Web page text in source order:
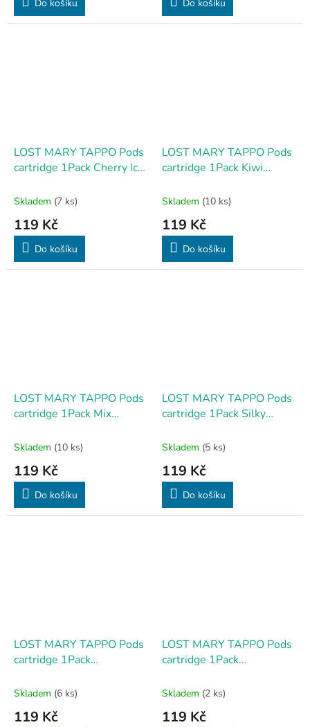
Do košíku Do košíku
LOST MARY TAPPO Pods
cartridge 1Pack Cherry Ice
Skladem (7 ks)
119 Kč
Do košíku
LOST MARY TAPPO Pods
cartridge 1Pack Kiwi
Skladem (10 ks)
119 Kč
Do košíku
LOST MARY TAPPO Pods
cartridge 1Pack Mix
Skladem (10 ks)
119 Kč
Do košíku
LOST MARY TAPPO Pods
cartridge 1Pack Silky
Skladem (5 ks)
119 Kč
Do košíku
LOST MARY TAPPO Pods
cartridge 1Pack
Skladem (6 ks)
119 Kč
LOST MARY TAPPO Pods
cartridge 1Pack
Skladem (2 ks)
119 Kč